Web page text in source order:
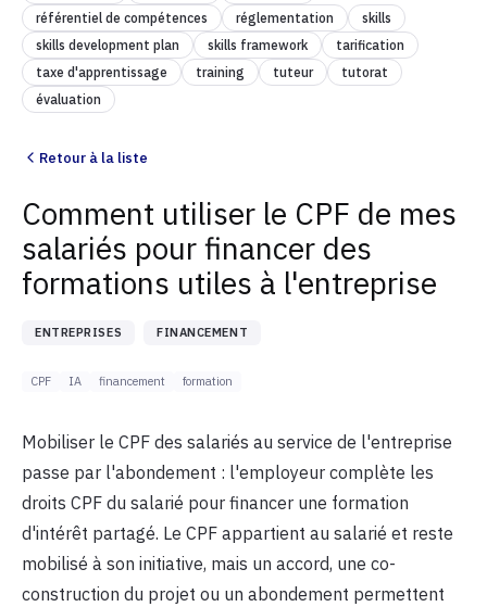
référentiel de compétences
réglementation
skills
skills development plan
skills framework
tarification
taxe d'apprentissage
training tuteur
tutorat
évaluation
Retour à la liste
Comment utiliser le CPF de mes
salariés pour financer des
formations utiles à l'entreprise
ENTREPRISES FINANCEMENT
CPF IA financement formation
Mobiliser le CPF des salariés au service de l'entreprise
passe par l'abondement : l'employeur complète les
droits CPF du salarié pour financer une formation
d'intérêt partagé. Le CPF appartient au salarié et reste
mobilisé à son initiative, mais un accord, une co-
construction du projet ou un abondement permettent